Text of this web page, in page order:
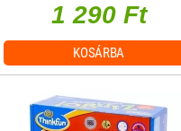
1 290 Ft
KOSÁRBA